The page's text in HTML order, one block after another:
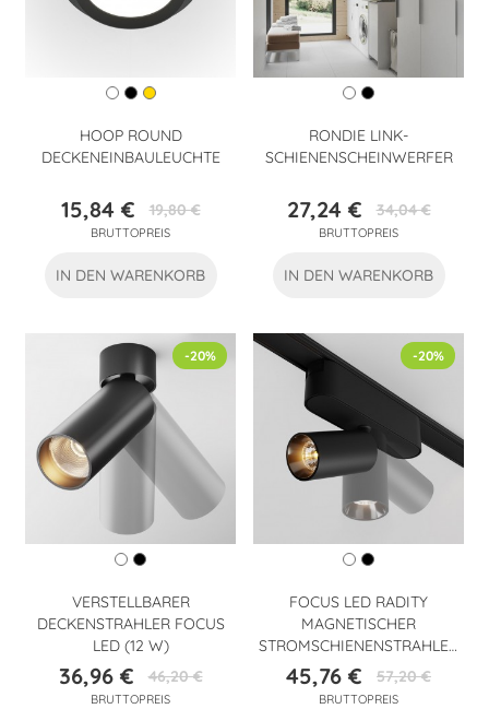
HOOP ROUND
DECKENEINBAULEUCHTE
Preis
15,84 €Verkaufspreis
19,80 €
BRUTTOPREIS
IN DEN WARENKORB
RONDIE LINK-
SCHIENENSCHEINWERFER
Preis
27,24 €Verkaufspreis
34,04 €
BRUTTOPREIS
IN DEN WARENKORB
VERSTELLBARER
DECKENSTRAHLER FOCUS
LED (12 W)
Preis
36,96 €Verkaufspreis
46,20 €
BRUTTOPREIS
-20%
FOCUS LED RADITY
MAGNETISCHER
STROMSCHIENENSTRAHLER
(5W)
Preis
45,76 €Verkaufspreis
57,20 €
BRUTTOPREIS
-20%